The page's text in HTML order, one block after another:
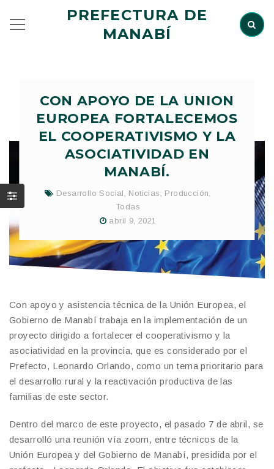
PREFECTURA DE
MANABÍ
CON APOYO DE LA UNION
EUROPEA FORTALECEMOS
EL COOPERATIVISMO Y LA
ASOCIATIVIDAD EN
MANABÍ.
Desarrollo Social , Noticias , Producción,
Todas
abril 9, 2021
Con apoyo y asistencia técnica de la Unión Europea, el
Gobierno de Manabí trabaja en la implementación de un
proyecto dirigido a fortalecer el cooperativismo y la
asociatividad en la provincia, que es considerado por el
Prefecto, Leonardo Orlando, como un tema prioritario para
el desarrollo rural y la reactivación productiva de las
familias de este sector.
Dentro del marco de este proyecto, el pasado 7 de abril, se
desarrolló una reunión vía zoom, entre técnicos de la
Unión Europea y del Gobierno de Manabí, presidida por el